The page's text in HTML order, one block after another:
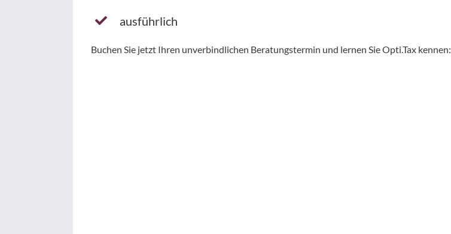
ausführlich
Buchen Sie jetzt Ihren unverbindlichen Beratungstermin und lernen Sie Opti.Tax kennen: